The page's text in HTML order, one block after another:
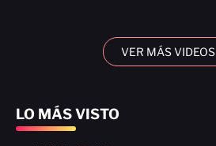
LO MÁS VISTO
VER MÁS VIDEOS